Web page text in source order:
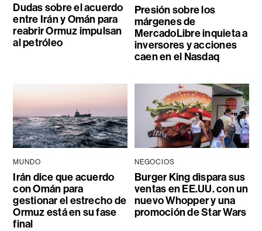
Dudas sobre el acuerdo
entre Irán y Omán para
reabrir Ormuz impulsan
al petróleo
Presión sobre los
márgenes de
MercadoLibre inquieta a
inversores y acciones
caen en el Nasdaq
MUNDO
Irán dice que acuerdo
con Omán para
gestionar el estrecho de
Ormuz está en su fase
final
NEGOCIOS
Burger King dispara sus
ventas en EE.UU. con un
nuevo Whopper y una
promoción de Star Wars